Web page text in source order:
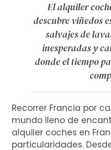
El alquiler
descubre viñedos
salvajes de
inesperadas y
donde el tiempo
Recorrer Francia por
mundo lleno de
alquiler coches en
particularidades.